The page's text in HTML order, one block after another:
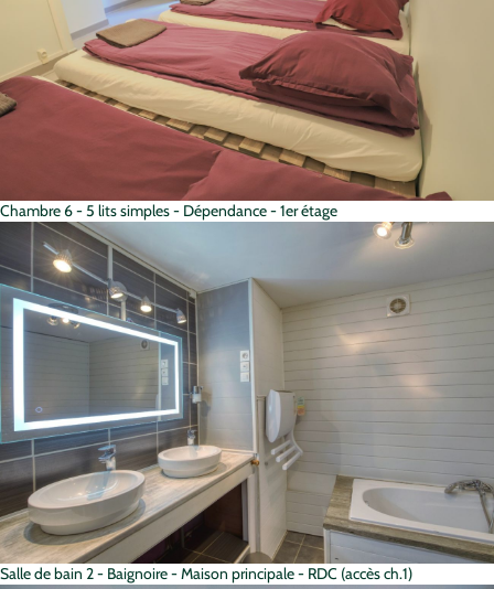
Chambre 6 - 5 lits simples - Dépendance - 1er étage
Salle de bain 2 - Baignoire - Maison principale - RDC (accès ch.1)